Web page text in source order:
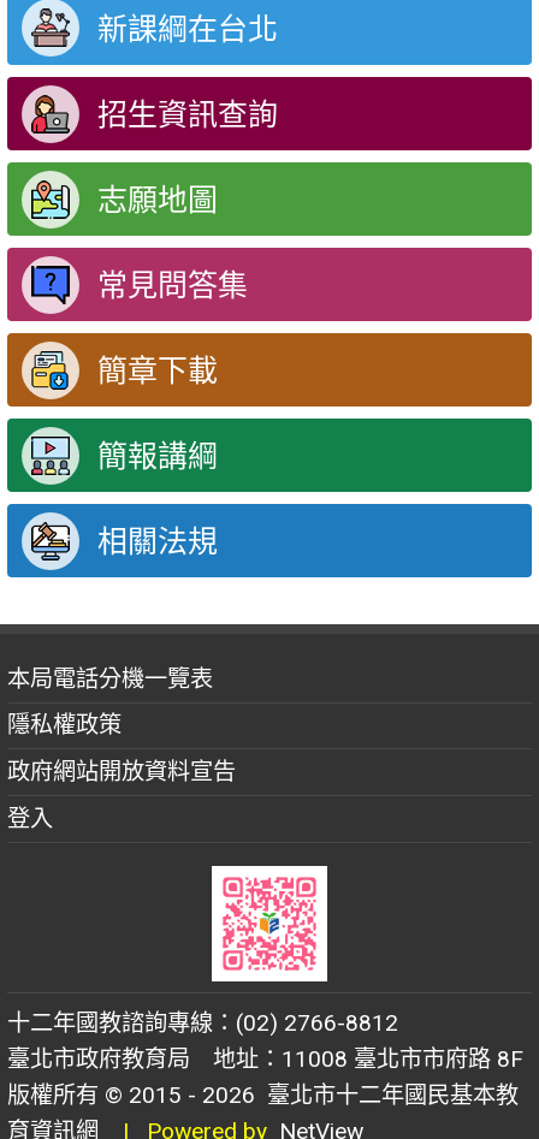
新課綱在台北
招生資訊查詢
志願地圖
常見問答集
簡章下載
簡報講綱
相關法規
本局電話分機一覽表
隱私權政策
政府網站開放資料宣告
登入
十二年國教諮詢專線：(02) 2766-8812
臺北市政府教育局 地址：11008 臺北市市府路 8F
版權所有 © 2015 - 2026 臺北市十二年國民基本教
育資訊網
| Powered by NetView